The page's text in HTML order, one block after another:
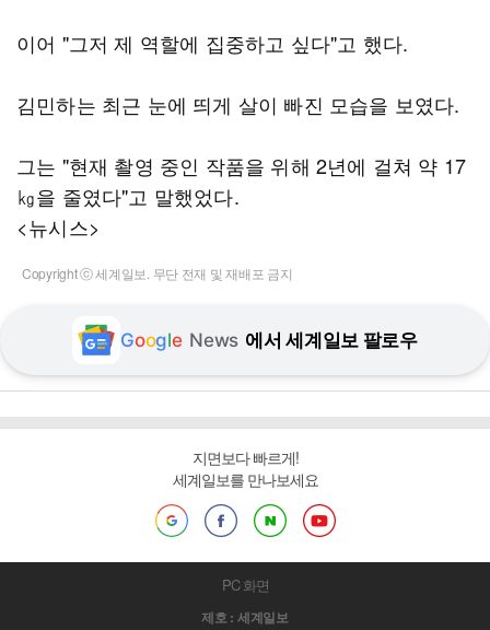
이어 "그저 제 역할에 집중하고 싶다"고 했다.
김민하는 최근 눈에 띄게 살이 빠진 모습을 보였다.
그는 "현재 촬영 중인 작품을 위해 2년에 걸쳐 약 17
㎏을 줄였다"고 말했었다.
<뉴시스>
Copyright ⓒ 세계일보. 무단 전재 및 재배포 금지
Google News 에서 세계일보 팔로우
지면보다 빠르게!
세계일보를 만나보세요
PC 화면
제호 : 세계일보